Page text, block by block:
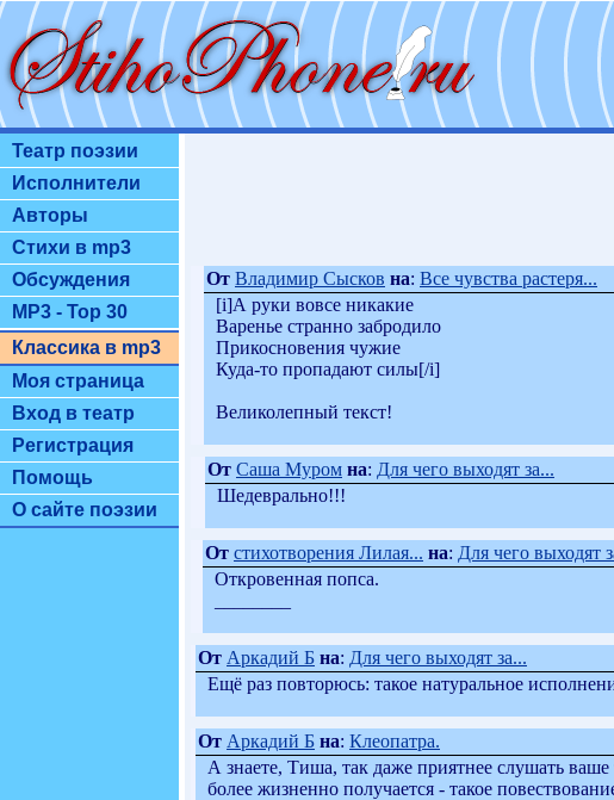
Театр поэзии
Исполнители
Авторы
Стихи в mp3
Обсуждения
MP3 - Top 30
Классика в mp3
Моя страница
Вход в театр
Регистрация
Помощь
О сайте поэзии
От Владимир Сысков на: Все чувства растеря...
[i]А руки вовсе никакие
Варенье странно забродило
Прикосновения чужие
Куда-то пропадают силы[/i]
Великолепный текст!
От Саша Муром на: Для чего выходят за...
Шедеврально!!!
От стихотворения Лилая... на: Для чего выходят
Откровенная попса.
От Аркадий Б на: Для чего выходят за...
Ещё раз повторюсь: такое натуральное
От Аркадий Б на: Клеопатра.
А знаете, Тиша, так даже приятнее слушать
более жизненно получается - такое